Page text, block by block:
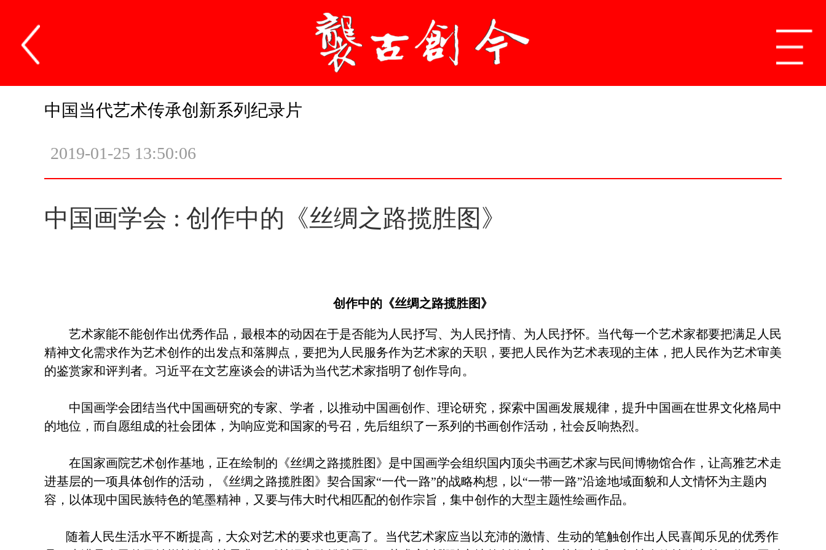
中国当代艺术传承创新系列纪录片
2019-01-25 13:50:06
中国画学会 : 创作中的《丝绸之路揽胜图》
创作中的《丝绸之路揽胜图》
艺术家能不能创作出优秀作品，最根本的动因在于是否能为人民抒写、为人民抒情、为人民抒怀。当代每一个艺术家都要把满足人民
精神文化需求作为艺术创作的出发点和落脚点，要把为人民服务作为艺术家的天职，要把人民作为艺术表现的主体，把人民作为艺术审美
的鉴赏家和评判者。习近平在文艺座谈会的讲话为当代艺术家指明了创作导向。
中国画学会团结当代中国画研究的专家、学者，以推动中国画创作、理论研究，探索中国画发展规律，提升中国画在世界文化格局中
的地位，而自愿组成的社会团体，为响应党和国家的号召，先后组织了一系列的书画创作活动，社会反响热烈。
在国家画院艺术创作基地，正在绘制的《丝绸之路揽胜图》是中国画学会组织国内顶尖书画艺术家与民间博物馆合作，让高雅艺术走
进基层的一项具体创作的活动，《丝绸之路揽胜图》契合国家“一代一路”的战略构想，以“一带一路”沿途地域面貌和人文情怀为主题内
容，以体现中国民族特色的笔墨精神，又要与伟大时代相匹配的创作宗旨，集中创作的大型主题性绘画作品。
随着人民生活水平不断提高，大众对艺术的要求也更高了。当代艺术家应当以充沛的激情、生动的笔触创作出人民喜闻乐见的优秀作